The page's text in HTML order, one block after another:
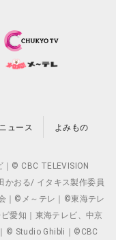
ニュース よみもの
© CBC TELEVISION
かおる/ イタキス製作委員
｜©メ～テレ｜©東海テレ
愛知｜東海テレビ、中京
© Studio Ghibli｜©CBC